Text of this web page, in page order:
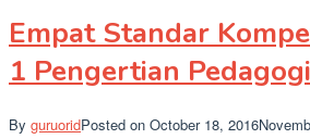
Empat Standar
1 Pengertian
By guruoridPosted on October 18, 2016